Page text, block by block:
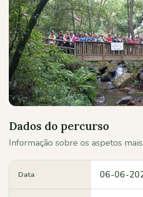
Dados do percurso
Informação sobre os aspetos
Data 06-06-